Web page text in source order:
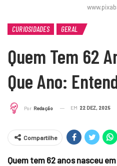
CURIOSIDADES GERAL
Quem Tem 62
Que Ano:
Por Redação EM 22 DEZ, 2025
Compartilhe
Quem tem 62 anos nasceu